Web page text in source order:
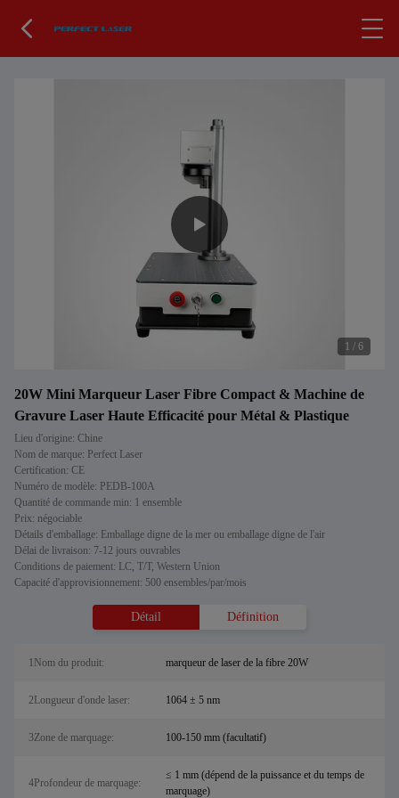
1 / 6
20W Mini Marqueur Laser Fibre Compact & Machine de
Gravure Laser Haute Efficacité pour Métal & Plastique
Lieu d'origine: Chine
Nom de marque: Perfect Laser
Certification: CE
Numéro de modèle: PEDB-100A
Quantité de commande min: 1 ensemble
Prix: négociable
Détails d'emballage: Emballage digne de la mer ou emballage digne de l'air
Délai de livraison: 7-12 jours ouvrables
Conditions de paiement: LC, T/T, Western Union
Capacité d'approvisionnement: 500 ensembles/par/mois
Détail Définition
1Nom du produit: marqueur de laser de la fibre 20W
2Longueur d'onde laser: 1064 ± 5 ​​nm
3Zone de marquage: 100-150 mm (facultatif)
4Profondeur de marquage:
≤ 1 mm (dépend de la puissance et du temps de
marquage)